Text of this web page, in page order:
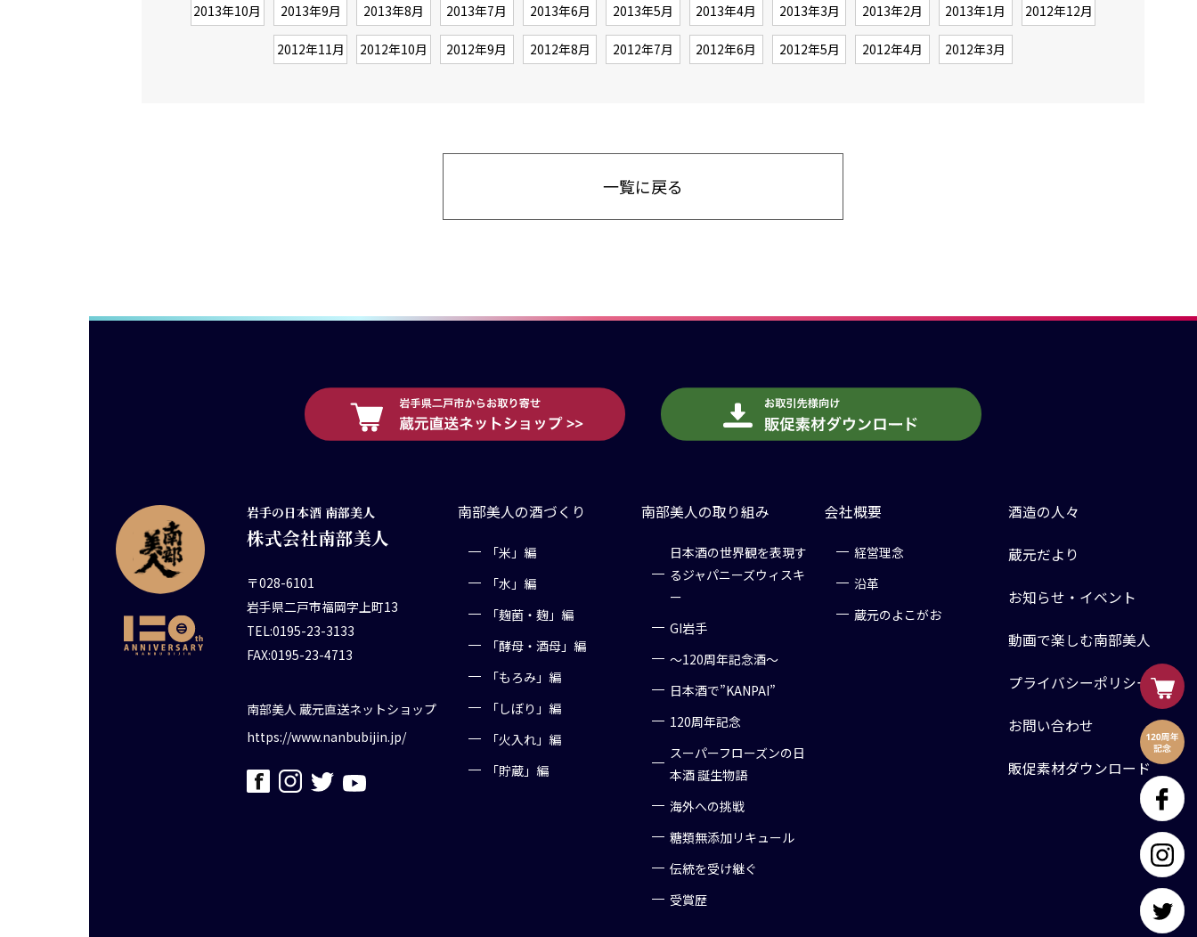
2013年10月 2013年9月 2013年8月 2013年7月 2013年6月 2013年5月 2013年4月 2013年3月 2013年2月 2013年1月 2012年12月
2012年11月 2012年10月 2012年9月 2012年8月 2012年7月 2012年6月 2012年5月 2012年4月 2012年3月
一覧に戻る
岩手の日本酒 南部美人
株式会社南部美人
〒028-6101
岩手県二戸市福岡字上町13
TEL:0195-23-3133
FAX:0195-23-4713
南部美人 蔵元直送ネットショップ
https://www.nanbubijin.jp/
南部美人の酒づくり
「米」編
「水」編
「麹菌・麹」編
「酵母・酒母」編
「もろみ」編
「しぼり」編
「火入れ」編
「貯蔵」編
南部美人の取り組み
日本酒の世界観を表現す
るジャパニーズウィスキ
ー
GI岩手
～120周年記念酒～
日本酒で”KANPAI”
120周年記念
スーパーフローズンの日
本酒 誕生物語
海外への挑戦
糖類無添加リキュール
伝統を受け継ぐ
受賞歴
会社概要
経営理念
沿革
蔵元のよこがお
酒造の人々
蔵元だより
お知らせ・イベント
動画で楽しむ南部美人
プライバシーポリシー
お問い合わせ
販促素材ダウンロード